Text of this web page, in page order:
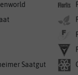
Saatgut